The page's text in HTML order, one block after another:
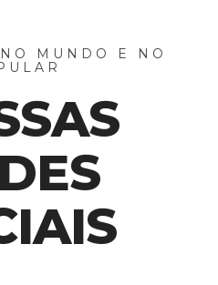
MUNDO E NO